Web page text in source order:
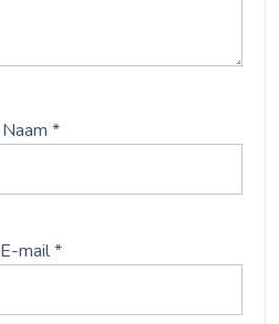
Naam *
E-mail*